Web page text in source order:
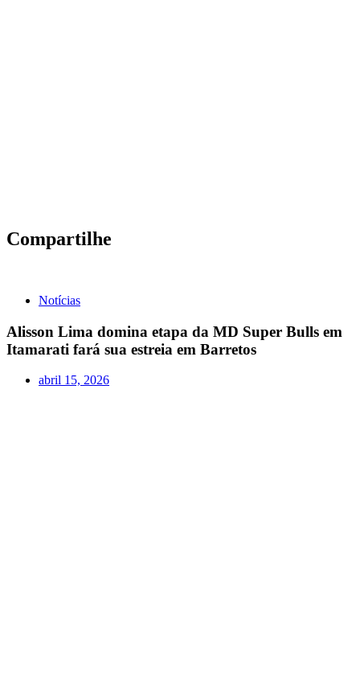
Compartilhe
Notícias
Alisson Lima domina etapa da MD Super Bulls em
Itamarati fará sua estreia em Barretos
abril 15, 2026